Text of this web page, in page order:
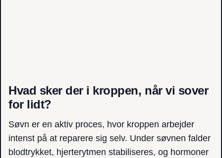
Hvad sker der i kroppen, når vi sover
for lidt?
Søvn er en aktiv proces, hvor kroppen arbejder
intenst på at reparere sig selv. Under søvnen falder
blodtrykket, hjerterytmen stabiliseres, og hormoner